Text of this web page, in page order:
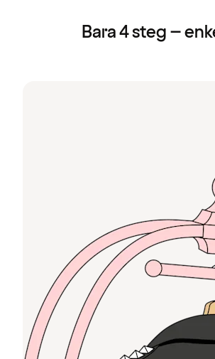
Bara 4 steg –